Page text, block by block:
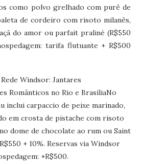
como polvo grelhado com purê de
de cordeiro com risoto milanês,
do amor ou parfait praliné (R$550
tarifa flutuante + R$500
Windsor: Jantares
Românticos no Rio e BrasíliaNo
inclui carpaccio de peixe marinado,
em crosta de pistache com risoto
dome de chocolate ao rum ou Saint
+ 10%. Reservas via Windsor
+R$500.